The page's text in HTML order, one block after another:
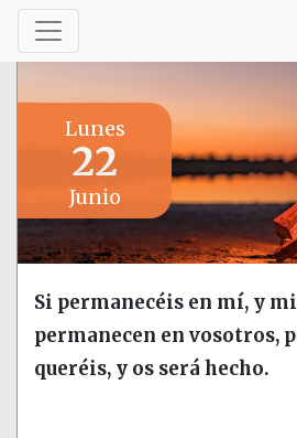
Lunes
22
Junio
Si permanecéis en mí, y
permanecen en vosotros,
queréis, y os será hecho.